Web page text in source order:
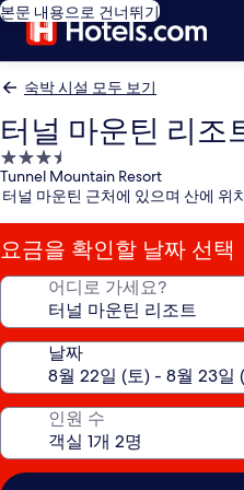
본문 내용으로 건너뛰기
숙박 시설 모두 보기
터널 마운틴 리조
3.5
성
급
숙
박
시
Tunnel Mountain Resort
터널 마운틴 근처에 있으며 산에 위
요금을 확인할 날짜 선택
어디로 가세요?
날짜
인원 수